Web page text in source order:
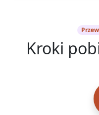
Kroki